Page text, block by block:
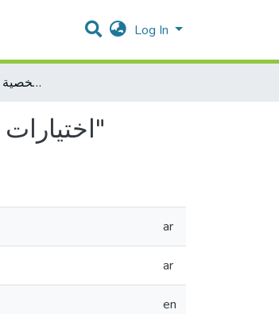
Log In
اختيارات الشيخ القرضاوي في مسائل الأحوال الشخصية "دراسة فقهية مقارنة"
اختيارات الشيخ القرضاوي في مسائل الأحوال الشخصية "دراسة فقهية مقارنة"
ar
ar
en